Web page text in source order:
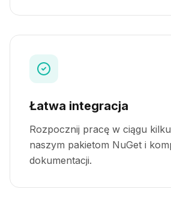
Łatwa integracja
Rozpocznij pracę w ciągu
naszym pakietom NuGet i
dokumentacji.